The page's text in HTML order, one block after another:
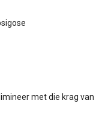
met die krag van